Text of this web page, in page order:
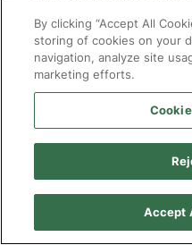
Databeskyttelse
Bæredygtighed
Redegørelse fra Finanstilsynet
Resurs Bank, filial af Resurs
SE- 250 24 Helsingborg
By clicking “Accept All
storing of cookies on your
navigation, analyze site
marketing efforts.
Accept